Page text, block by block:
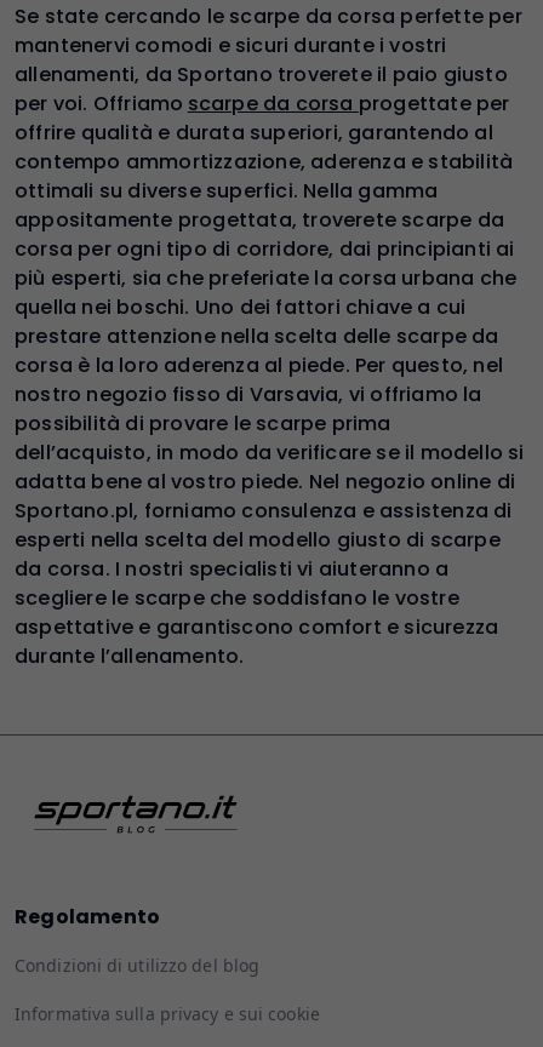
Se state cercando le scarpe da corsa perfette per
mantenervi comodi e sicuri durante i vostri
allenamenti, da Sportano troverete il paio giusto
per voi. Offriamo scarpe da corsa progettate per
offrire qualità e durata superiori, garantendo al
contempo ammortizzazione, aderenza e stabilità
ottimali su diverse superfici. Nella gamma
appositamente progettata, troverete scarpe da
corsa per ogni tipo di corridore, dai principianti ai
più esperti, sia che preferiate la corsa urbana che
quella nei boschi. Uno dei fattori chiave a cui
prestare attenzione nella scelta delle scarpe da
corsa è la loro aderenza al piede. Per questo, nel
nostro negozio fisso di Varsavia, vi offriamo la
possibilità di provare le scarpe prima
dell’acquisto, in modo da verificare se il modello si
adatta bene al vostro piede. Nel negozio online di
Sportano.pl, forniamo consulenza e assistenza di
esperti nella scelta del modello giusto di scarpe
da corsa. I nostri specialisti vi aiuteranno a
scegliere le scarpe che soddisfano le vostre
aspettative e garantiscono comfort e sicurezza
durante l’allenamento.
Regolamento
Condizioni di utilizzo del blog
Informativa sulla privacy e sui cookie